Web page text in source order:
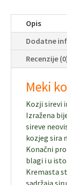
Opis
Dodatne
Recenzije
Meki
Kozji sirevi
Izražena
sireve
kozjeg sira
Konačni
blagi i u
Kremasta
sadržaja